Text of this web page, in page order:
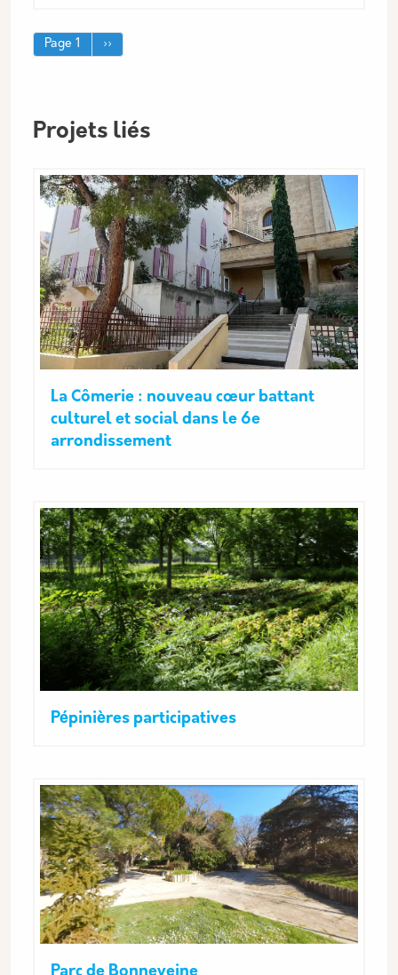
Pagination
Page 1 Page suivante
››
Projets liés
La Cômerie : nouveau cœur battant
culturel et social dans le 6e
arrondissement
Pépinières participatives